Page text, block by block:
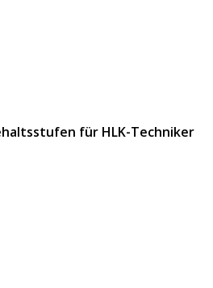
für HLK-Techniker